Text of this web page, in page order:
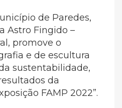
de Paredes,
Astro Fingido –
promove o
e de escultura
sustentabilidade,
da
FAMP 2022”.